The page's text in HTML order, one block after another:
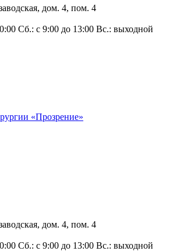
дом. 4, пом. 4
Сб.: с 9:00 до 13:00 Вс.: выходной
дом. 4, пом. 4
Сб.: с 9:00 до 13:00 Вс.: выходной